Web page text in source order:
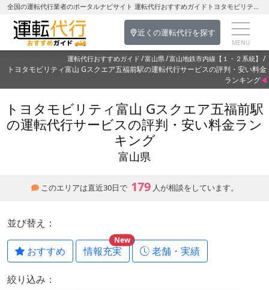
全国の運転代行業者のポータルナビサイト 運転代行おすすめガイドトヨタモビリティ富山 Gスクエア五福前駅の運転代行を探す-富山県の運転代行
近くの運転代行を探す
運転代行おすすめガイド 富山県 富山地鉄市内線【１・２系統】
トヨタモビリティ富山 Gスクエア五福前駅の運転代行サービスの評判・安い料金
ランキング
トヨタモビリティ富山 Gスクエア五福前駅
の運転代行サービスの評判・安い料金ラン
キング
富山県
このエリアは直近30日で 179 人が相談をしています。
並び替え：
おすすめ 情報充実
New
老舗・実績
絞り込み：